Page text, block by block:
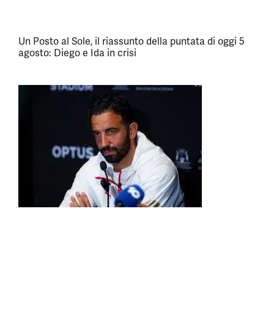
Un Posto al Sole, il riassunto della puntata di oggi 5
agosto: Diego e Ida in crisi